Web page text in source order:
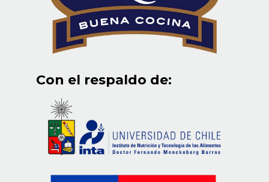
Con el respaldo de: